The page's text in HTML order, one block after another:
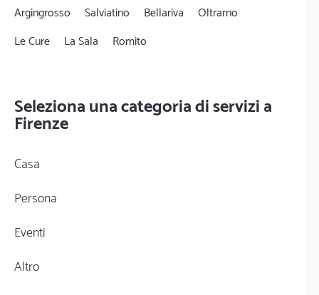
Argingrosso
Salviatino Bellariva
Oltrarno
Le Cure
La Sala Romito
Seleziona una categoria di servizi a
Firenze
Casa
Persona
Eventi
Altro